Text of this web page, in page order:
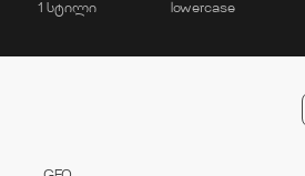
1 სტილი lowercase